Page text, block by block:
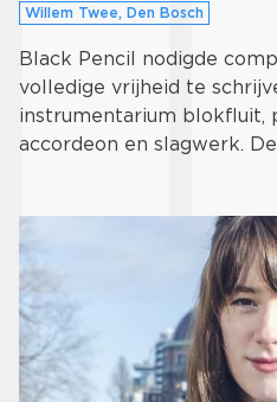
Willem Twee, Den Bosch
Black Pencil nodigde
volledige vrijheid te
instrumentarium blokfluit,
accordeon en slagwerk.